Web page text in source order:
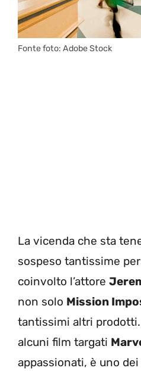
Fonte foto: Adobe Stock
La vicenda che sta
sospeso tantissime
coinvolto l’attore
non solo Mission
tantissimi altri
alcuni film targati
appassionati, è uno